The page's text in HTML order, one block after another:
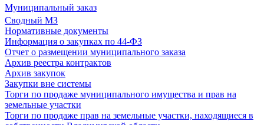
Муниципальный заказ
Сводный МЗ
Нормативные документы
Информация о закупках по 44-ФЗ
Отчет о размещении муниципального заказа
Архив реестра контрактов
Архив закупок
Закупки вне системы
Торги по продаже муниципального имущества и прав на
земельные участки
Торги по продаже прав на земельные участки, находящиеся в